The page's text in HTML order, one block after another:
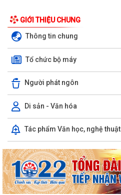
GIỚI THIỆU CHUNG
Thông tin chung
Tổ chức bộ máy
Người phát ngôn
Di sản - Văn hóa
Tác phẩm Văn học, nghệ thuật